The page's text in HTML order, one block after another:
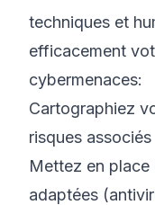
techniques et
efficacement
cybermenaces:
Cartographiez
risques associés
Mettez en
adaptées